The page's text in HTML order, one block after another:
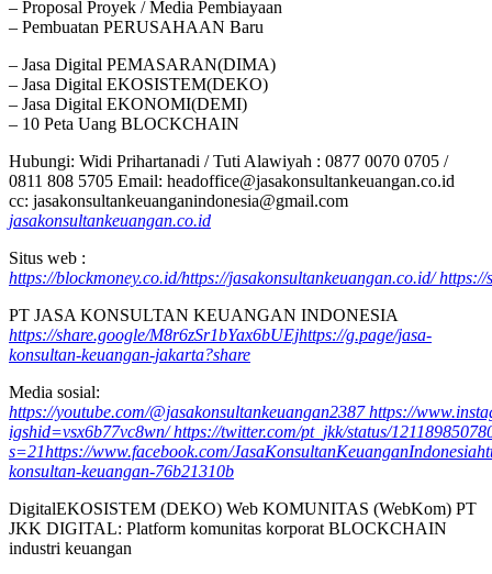
– Proposal Proyek / Media Pembiayaan
– Pembuatan PERUSAHAAN Baru
– Jasa Digital PEMASARAN(DIMA)
– Jasa Digital EKOSISTEM(DEKO)
– Jasa Digital EKONOMI(DEMI)
– 10 Peta Uang BLOCKCHAIN
Hubungi: Widi Prihartanadi / Tuti Alawiyah : 0877 0070 0705 /
0811 808 5705 Email: headoffice@jasakonsultankeuangan.co.id
cc: jasakonsultankeuanganindonesia@gmail.com
jasakonsultankeuangan.co.id
Situs web :
https://blockmoney.co.id/https://jasakonsultankeuangan.co.id/https://
PT JASA KONSULTAN KEUANGAN INDONESIA
https://share.google/M8r6zSr1bYax6bUEjhttps://g.page/jasa-
konsultan-keuangan-jakarta?share
Media sosial:
https://youtube.com/@jasakonsultankeuangan2387https://
igshid=vsx6b77vc8wn/https://twitter.com/pt_jkk/status/
s=21https://www.facebook.com/JasaKonsultanKeuanganIndonesia
konsultan-keuangan-76b21310b
DigitalEKOSISTEM (DEKO) Web KOMUNITAS (WebKom) PT
JKK DIGITAL: Platform komunitas korporat BLOCKCHAIN
industri keuangan